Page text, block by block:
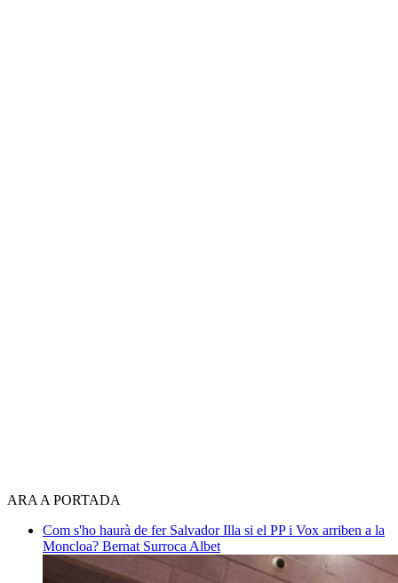
ARA A PORTADA
Com s'ho haurà de fer Salvador Illa si el PP i Vox arriben a la
Moncloa? Bernat Surroca Albet